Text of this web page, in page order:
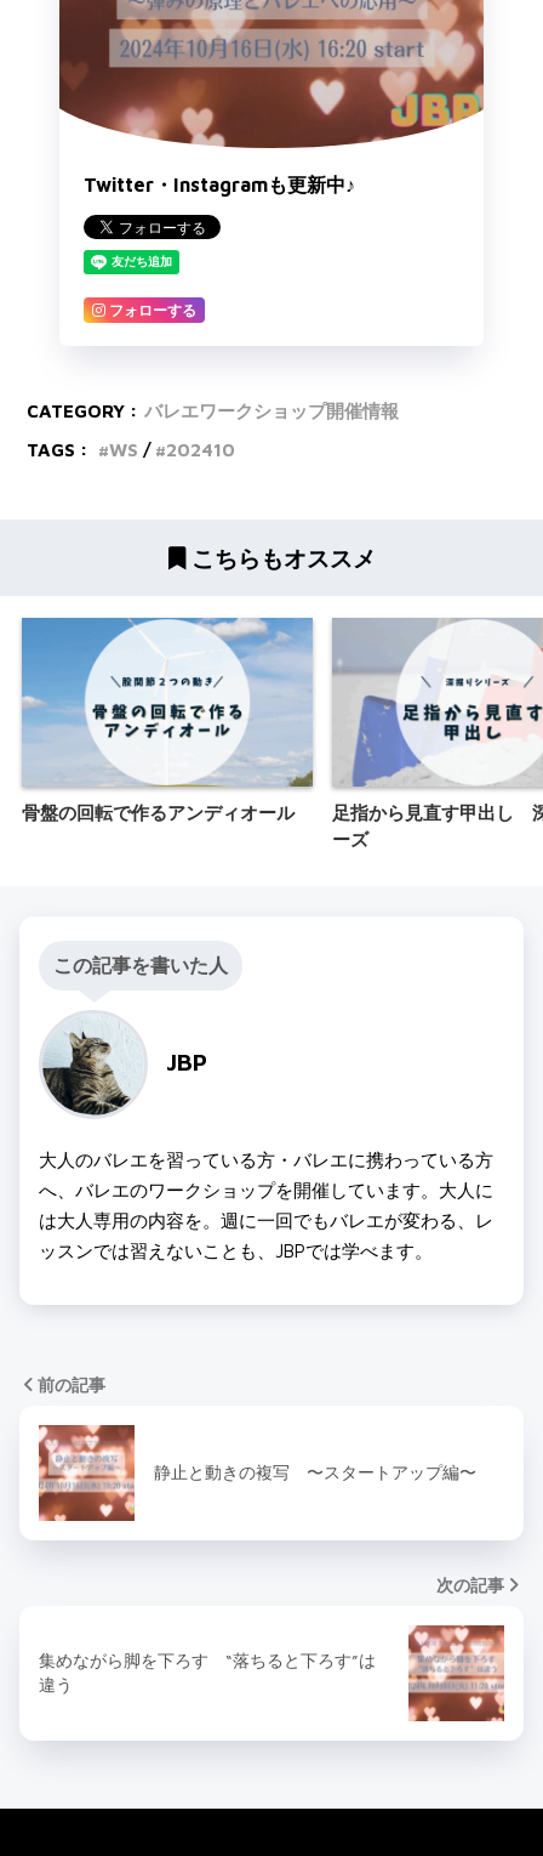
Twitter・Instagramも更新中♪
フォローする
CATEGORY : バレエワークショップ開催情報
TAGS :
WS 202410
こちらもオススメ
骨盤の回転で作るアンディオール
足指から見直す甲出し
ーズ
この記事を書いた人
JBP
大人のバレエを習っている方・バレエに携わっている方
へ、バレエのワークショップを開催しています。大人に
は大人専用の内容を。週に一回でもバレエが変わる、レ
ッスンでは習えないことも、JBPでは学べます。
前の記事
静止と動きの複写 〜スタートアップ編〜
次の記事
集めながら脚を下ろす “落ちると下ろす”は
違う